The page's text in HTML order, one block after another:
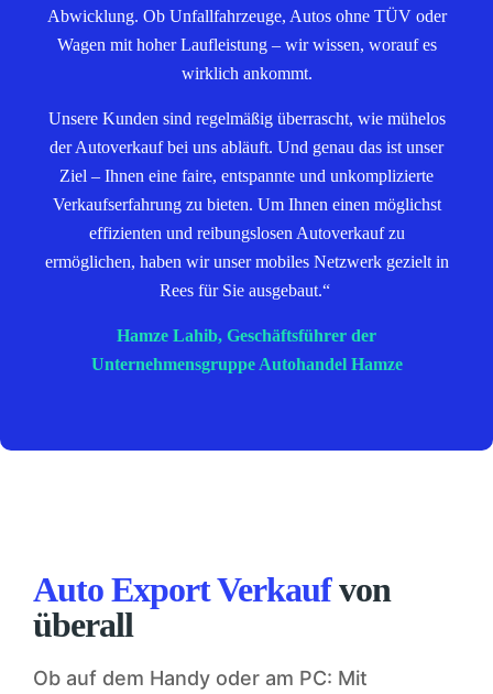
Abwicklung. Ob Unfallfahrzeuge, Autos ohne TÜV oder
Wagen mit hoher Laufleistung – wir wissen, worauf es
wirklich ankommt.
Unsere Kunden sind regelmäßig überrascht, wie mühelos
der Autoverkauf bei uns abläuft. Und genau das ist unser
Ziel – Ihnen eine faire, entspannte und unkomplizierte
Verkaufserfahrung zu bieten. Um Ihnen einen möglichst
effizienten und reibungslosen Autoverkauf zu
ermöglichen, haben wir unser mobiles Netzwerk gezielt in
Rees für Sie ausgebaut.“
Hamze Lahib, Geschäftsführer der
Unternehmensgruppe Autohandel Hamze
Auto Export Verkaufvon
überall
Ob auf dem Handy oder am PC: Mit